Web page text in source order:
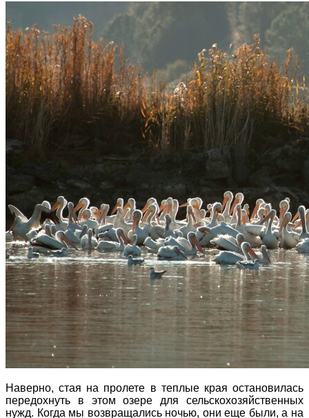
Наверно, стая на пролете в теплые края остановилась
передохнуть в этом озере для сельскохозяйственных
нужд. Когда мы возвращались ночью, они еще были, а на